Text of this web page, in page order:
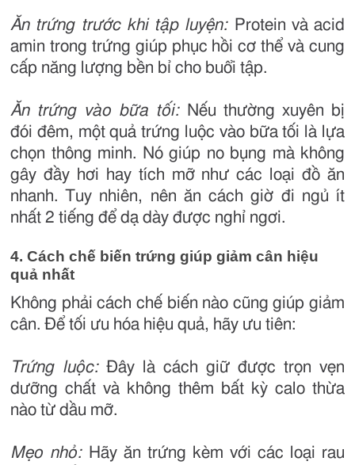
Ăn trứng trước khi tập luyện: Protein và acid
amin trong trứng giúp phục hồi cơ thể và cung
cấp năng lượng bền bỉ cho buổi tập.
Ăn trứng vào bữa tối: Nếu thường xuyên bị
đói đêm, một quả trứng luộc vào bữa tối là lựa
chọn thông minh. Nó giúp no bụng mà không
gây đầy hơi hay tích mỡ như các loại đồ ăn
nhanh. Tuy nhiên, nên ăn cách giờ đi ngủ ít
nhất 2 tiếng để dạ dày được nghỉ ngơi.
4. Cách chế biến trứng giúp giảm cân hiệu
quả nhất
Không phải cách chế biến nào cũng giúp giảm
cân. Để tối ưu hóa hiệu quả, hãy ưu tiên:
Trứng luộc:Đây là cách giữ được trọn vẹn
dưỡng chất và không thêm bất kỳ calo thừa
nào từ dầu mỡ.
Mẹo nhỏ: Hãy ăn trứng kèm với các loại rau